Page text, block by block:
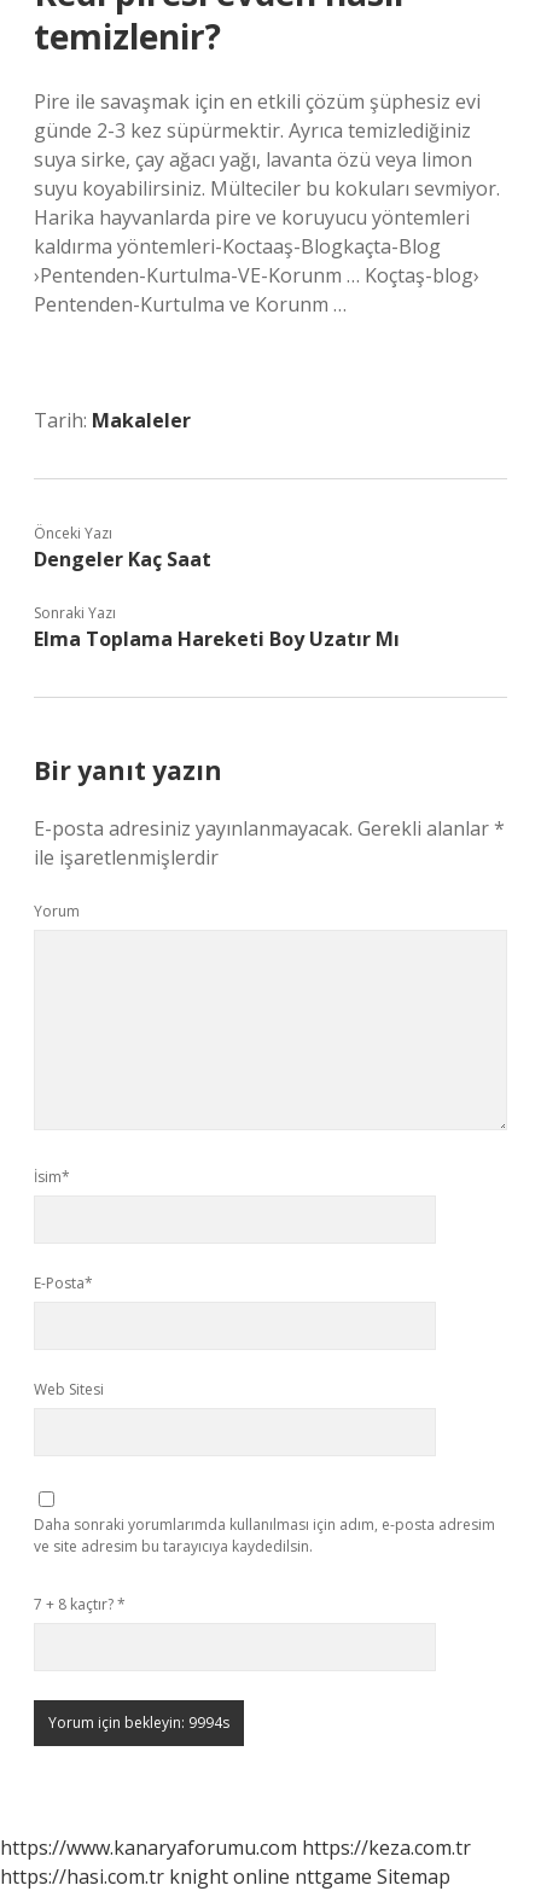
temizlenir?
Pire ile savaşmak için en etkili çözüm şüphesiz evi
günde 2-3 kez süpürmektir. Ayrıca temizlediğiniz
suya sirke, çay ağacı yağı, lavanta özü veya limon
suyu koyabilirsiniz. Mülteciler bu kokuları sevmiyor.
Harika hayvanlarda pire ve koruyucu yöntemleri
kaldırma yöntemleri-Koctaaş-Blogkaçta-Blog
›Pentenden-Kurtulma-VE-Korunm … Koçtaş-blog›
Pentenden-Kurtulma ve Korunm …
Tarih: Makaleler
Önceki Yazı
Dengeler Kaç Saat
Sonraki Yazı
Elma Toplama Hareketi Boy Uzatır Mı
Bir yanıt yazın
E-posta adresiniz yayınlanmayacak. Gerekli alanlar*
ile işaretlenmişlerdir
Yorum
İsim*
E-Posta*
Web Sitesi
Daha sonraki yorumlarımda kullanılması için adım, e-posta adresim
ve site adresim bu tarayıcıya kaydedilsin.
7 + 8 kaçtır?*
https://www.kanaryaforumu.com https://keza.com.tr
https://hasi.com.tr knight online nttgame Sitemap